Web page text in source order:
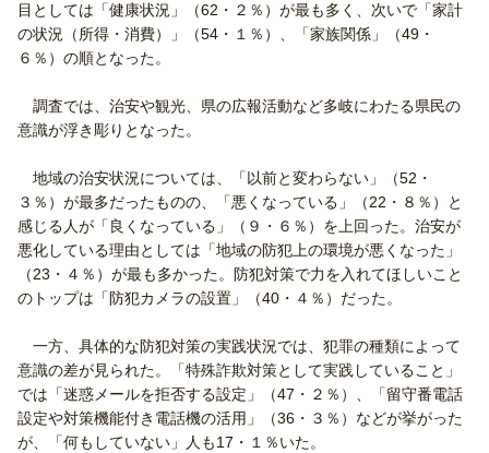
目としては「健康状況」（62・２％）が最も多く、次いで「家計
の状況（所得・消費）」（54・１％）、「家族関係」（49・
６％）の順となった。
調査では、治安や観光、県の広報活動など多岐にわたる県民の
意識が浮き彫りとなった。
地域の治安状況については、「以前と変わらない」（52・
３％）が最多だったものの、「悪くなっている」（22・８％）と
感じる人が「良くなっている」（９・６％）を上回った。治安が
悪化している理由としては「地域の防犯上の環境が悪くなった」
（23・４％）が最も多かった。防犯対策で力を入れてほしいこと
のトップは「防犯カメラの設置」（40・４％）だった。
一方、具体的な防犯対策の実践状況では、犯罪の種類によって
意識の差が見られた。「特殊詐欺対策として実践していること」
では「迷惑メールを拒否する設定」（47・２％）、「留守番電話
設定や対策機能付き電話機の活用」（36・３％）などが挙がった
が、「何もしていない」人も17・１％いた。